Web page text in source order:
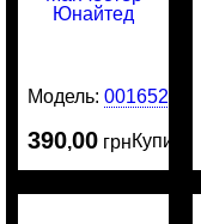
Модель:0016529
390,00 грнКупить